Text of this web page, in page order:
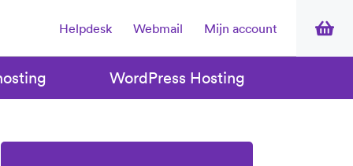
Helpdesk Webmail Mijn account
WordPress Hosting